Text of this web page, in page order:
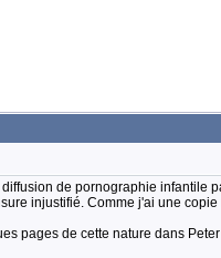
de pornographie infantile
injustifié. Comme j'ai une
pages de cette nature dans